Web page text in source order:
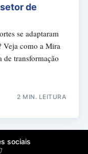
de
se adaptaram
Veja como a Mira
de transformação
2 MIN. LEITURA
sociais